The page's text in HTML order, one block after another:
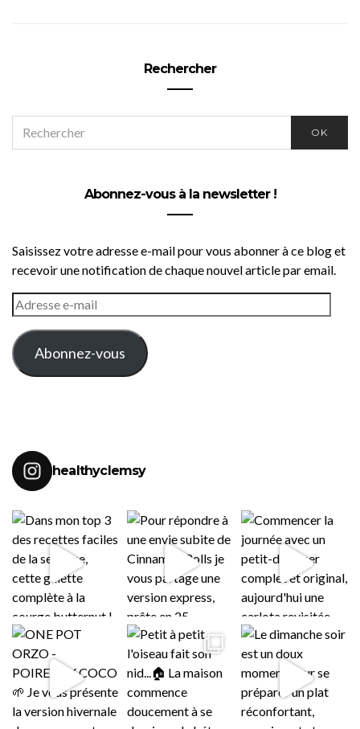
Rechercher
FOR:
OK
Abonnez-vous à la newsletter !
Saisissez votre adresse e-mail pour vous abonner à ce blog et
recevoir une notification de chaque nouvel article par email.
ADRESSE
E-
MAIL
Abonnez-vous
healthyclemsy